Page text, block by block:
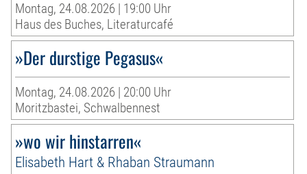
Montag, 24.08.2026 | 19:00 Uhr
Haus des Buches, Literaturcafé
»Der durstige Pegasus«
Montag, 24.08.2026 | 20:00 Uhr
Moritzbastei, Schwalbennest
»wo wir hinstarren«
Elisabeth Hart & Rhaban Straumann